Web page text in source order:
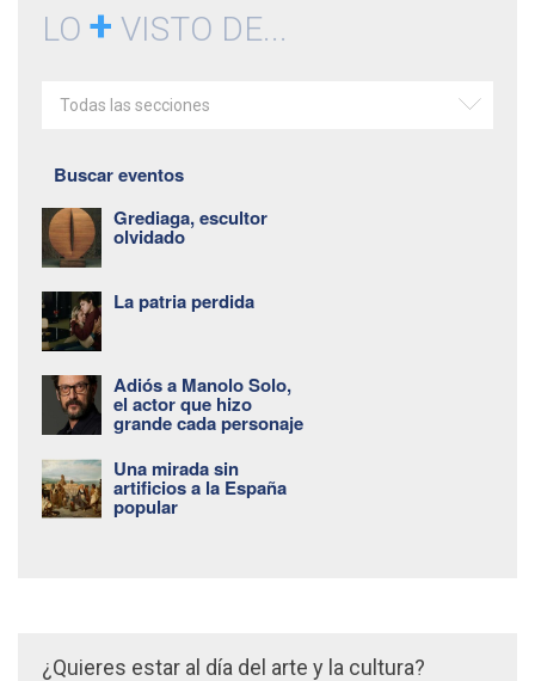
LO + VISTO DE...
Todas las secciones
Buscar eventos
Grediaga, escultor
olvidado
La patria perdida
Adiós a Manolo Solo,
el actor que hizo
grande cada personaje
Una mirada sin
artificios a la España
popular
¿Quieres estar al día del arte y la cultura?